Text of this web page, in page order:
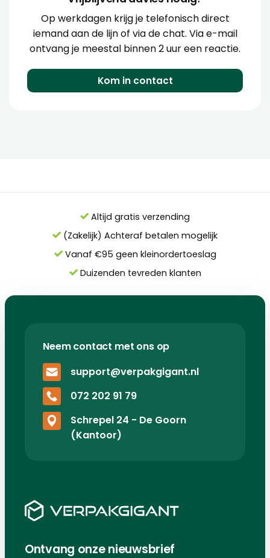
Op werkdagen krijg je telefonisch direct
iemand aan de lijn of via de chat. Via e-mail
ontvang je meestal binnen 2 uur een reactie.
Kom in contact
Altijd gratis verzending
(Zakelijk) Achteraf betalen mogelijk
Vanaf €95 geen kleinordertoeslag
Duizenden tevreden klanten
Neem contact met ons op
support@verpakgigant.nl
072 202 91 79
Schrepel 24 - De Goorn
(Kantoor)
Ontvang onze nieuwsbrief